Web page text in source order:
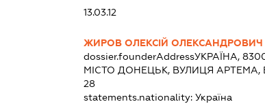
13.03.12
ЖИРОВ ОЛЕКСІЙ ОЛЕКСАНДРОВИЧ
dossier.founderAddressУКРАЇНА,
МІСТО ДОНЕЦЬК, ВУЛИЦЯ АРТЕМА,
28
statements.nationality: Україна